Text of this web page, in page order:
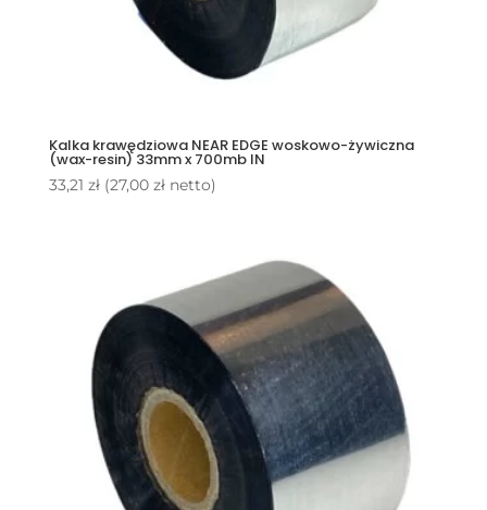
Kalka krawędziowa NEAR EDGE woskowo-żywiczna
(wax-resin) 33mm x 700mb IN
33,21 zł (27,00 złnetto)